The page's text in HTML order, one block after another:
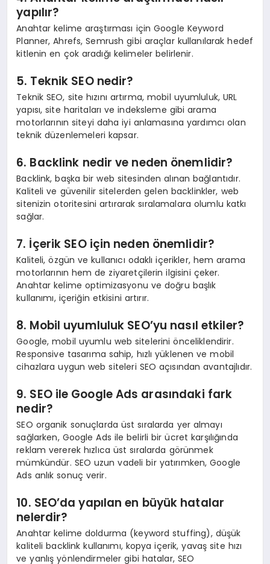
yapılır?
Anahtar kelime araştırması için Google Keyword
Planner, Ahrefs, Semrush gibi araçlar kullanılarak hedef
kitlenin en çok aradığı kelimeler belirlenir.
5. Teknik SEO nedir?
Teknik SEO, site hızını artırma, mobil uyumluluk, URL
yapısı, site haritaları ve indeksleme gibi arama
motorlarının siteyi daha iyi anlamasına yardımcı olan
teknik düzenlemeleri kapsar.
6. Backlink nedir ve neden önemlidir?
Backlink, başka bir web sitesinden alınan bağlantıdır.
Kaliteli ve güvenilir sitelerden gelen backlinkler, web
sitenizin otoritesini artırarak sıralamalara olumlu katkı
sağlar.
7. İçerik SEO için neden önemlidir?
Kaliteli, özgün ve kullanıcı odaklı içerikler, hem arama
motorlarının hem de ziyaretçilerin ilgisini çeker.
Anahtar kelime optimizasyonu ve doğru başlık
kullanımı, içeriğin etkisini artırır.
8. Mobil uyumluluk SEO’yu nasıl etkiler?
Google, mobil uyumlu web sitelerini önceliklendirir.
Responsive tasarıma sahip, hızlı yüklenen ve mobil
cihazlara uygun web siteleri SEO açısından avantajlıdır.
9. SEO ile Google Ads arasındaki fark
nedir?
SEO organik sonuçlarda üst sıralarda yer almayı
sağlarken, Google Ads ile belirli bir ücret karşılığında
reklam vererek hızlıca üst sıralarda görünmek
mümkündür. SEO uzun vadeli bir yatırımken, Google
Ads anlık sonuç verir.
10. SEO’da yapılan en büyük hatalar
nelerdir?
Anahtar kelime doldurma (keyword stuffing), düşük
kaliteli backlink kullanımı, kopya içerik, yavaş site hızı
ve yanlış yönlendirmeler gibi hatalar, SEO